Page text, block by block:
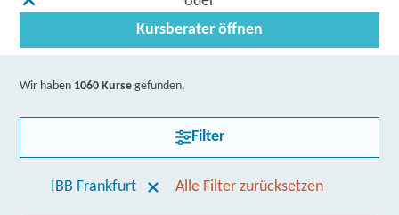
Kursberater öffnen
Wir haben 1060 Kurse gefunden.
Filter
IBB Frankfurt Alle Filter zurücksetzen